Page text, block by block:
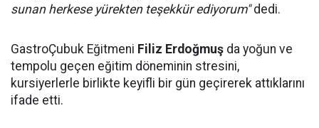
sunan herkese yürekten teşekkür ediyorum"dedi.
GastroÇubuk Eğitmeni Filiz Erdoğmuş da yoğun ve
tempolu geçen eğitim döneminin stresini,
kursiyerlerle birlikte keyifli bir gün geçirerek attıklarını
ifade etti.